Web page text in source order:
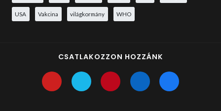
USA Vakcina világkormány WHO
CSATLAKOZZON HOZZÁNK